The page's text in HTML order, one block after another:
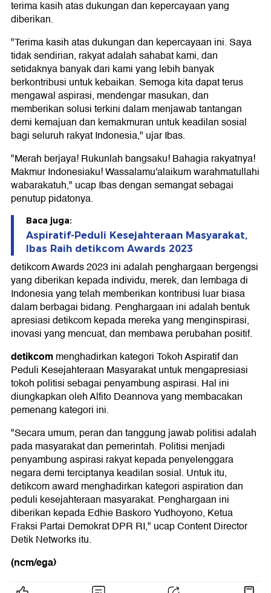
terima kasih atas dukungan dan kepercayaan yang
diberikan.
"Terima kasih atas dukungan dan kepercayaan ini. Saya
tidak sendirian, rakyat adalah sahabat kami, dan
setidaknya banyak dari kami yang lebih banyak
berkontribusi untuk kebaikan. Semoga kita dapat terus
mengawal aspirasi, mendengar masukan, dan
memberikan solusi terkini dalam menjawab tantangan
demi kemajuan dan kemakmuran untuk keadilan sosial
bagi seluruh rakyat Indonesia," ujar Ibas.
"Merah berjaya! Rukunlah bangsaku! Bahagia rakyatnya!
Makmur Indonesiaku! Wassalamu'alaikum warahmatullahi
wabarakatuh," ucap Ibas dengan semangat sebagai
penutup pidatonya.
Baca juga:
Aspiratif-Peduli Kesejahteraan Masyarakat,
Ibas Raih detikcom Awards 2023
detikcom Awards 2023 ini adalah penghargaan bergengsi
yang diberikan kepada individu, merek, dan lembaga di
Indonesia yang telah memberikan kontribusi luar biasa
dalam berbagai bidang. Penghargaan ini adalah bentuk
apresiasi detikcom kepada mereka yang menginspirasi,
inovasi yang mencuat, dan membawa perubahan positif.
detikcommenghadirkan kategori Tokoh Aspiratif dan
Peduli Kesejahteraan Masyarakat untuk mengapresiasi
tokoh politisi sebagai penyambung aspirasi. Hal ini
diungkapkan oleh Alfito Deannova yang membacakan
pemenang kategori ini.
"Secara umum, peran dan tanggung jawab politisi adalah
pada masyarakat dan pemerintah. Politisi menjadi
penyambung aspirasi rakyat kepada penyelenggara
negara demi terciptanya keadilan sosial. Untuk itu,
detikcom award menghadirkan kategori aspiration dan
peduli kesejahteraan masyarakat. Penghargaan ini
diberikan kepada Edhie Baskoro Yudhoyono, Ketua
Fraksi Partai Demokrat DPR RI," ucap Content Director
Detik Networks itu.
(ncm/ega)